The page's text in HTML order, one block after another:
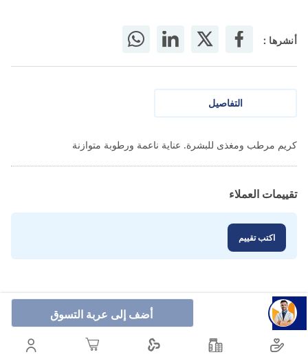
أضف إلى عربة التسوق
أنشرها :
التفاصيل
كريم مرطب ومغذى للبشرة. عناية ناعمة ورطوبة متوازنة
تقييمات العملاء
اكتب تقييم